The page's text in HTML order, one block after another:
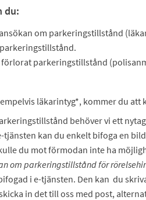
du:
om parkeringstillstånd
förlorat parkeringstillstånd
läkarintyg*, kommer du att
behöver vi ett
tjänsten kan du enkelt bifoga en
du mot förmodan inte ha
om parkeringstillstånd för
i e-tjänsten. Den kan du
in det till oss med post,